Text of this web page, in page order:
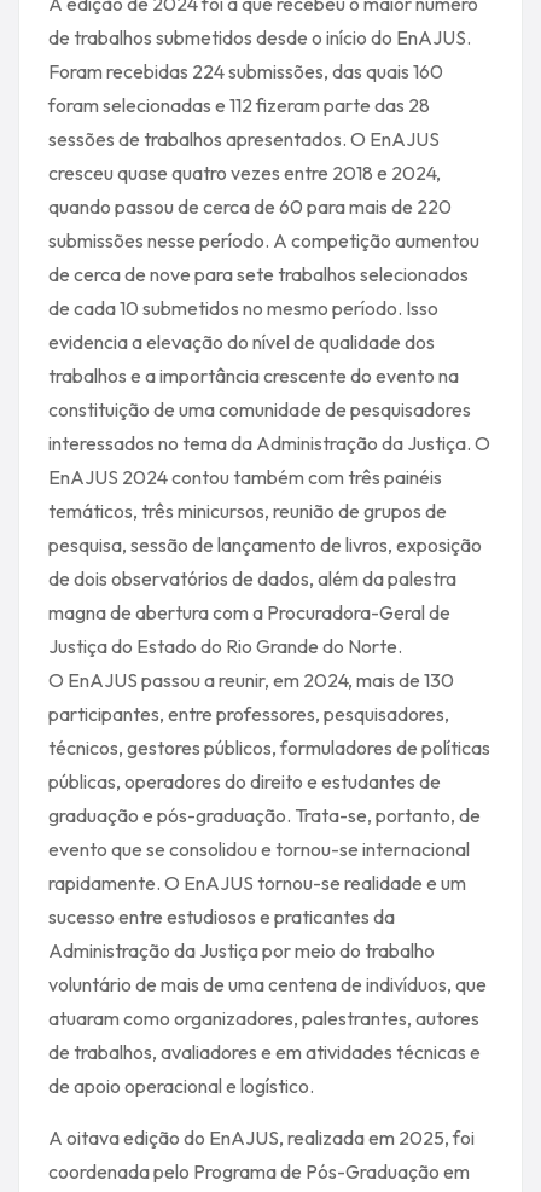
de trabalhos submetidos desde o início do EnAJUS.
Foram recebidas 224 submissões, das quais 160
foram selecionadas e 112 fizeram parte das 28
sessões de trabalhos apresentados. O EnAJUS
cresceu quase quatro vezes entre 2018 e 2024,
quando passou de cerca de 60 para mais de 220
submissões nesse período. A competição aumentou
de cerca de nove para sete trabalhos selecionados
de cada 10 submetidos no mesmo período. Isso
evidencia a elevação do nível de qualidade dos
trabalhos e a importância crescente do evento na
constituição de uma comunidade de pesquisadores
interessados no tema da Administração da Justiça. O
EnAJUS 2024 contou também com três painéis
temáticos, três minicursos, reunião de grupos de
pesquisa, sessão de lançamento de livros, exposição
de dois observatórios de dados, além da palestra
magna de abertura com a Procuradora-Geral de
Justiça do Estado do Rio Grande do Norte.
O EnAJUS passou a reunir, em 2024, mais de 130
participantes, entre professores, pesquisadores,
técnicos, gestores públicos, formuladores de políticas
públicas, operadores do direito e estudantes de
graduação e pós-graduação. Trata-se, portanto, de
evento que se consolidou e tornou-se internacional
rapidamente. O EnAJUS tornou-se realidade e um
sucesso entre estudiosos e praticantes da
Administração da Justiça por meio do trabalho
voluntário de mais de uma centena de indivíduos, que
atuaram como organizadores, palestrantes, autores
de trabalhos, avaliadores e em atividades técnicas e
de apoio operacional e logístico.
A oitava edição do EnAJUS, realizada em 2025, foi
coordenada pelo Programa de Pós-Graduação em